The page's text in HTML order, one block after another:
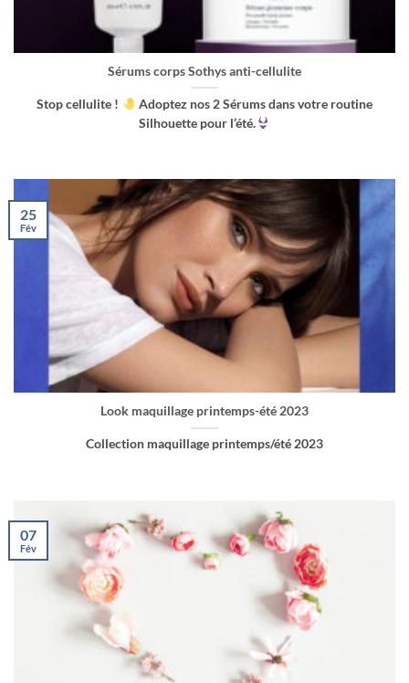
Sérums corps Sothys anti-cellulite
Stop cellulite !
Adoptez nos 2 Sérums dans votre routine
Silhouette pour l’été.
Look maquillage printemps-été 2023
Collection maquillage printemps/été 2023
25
Fév
07
Fév